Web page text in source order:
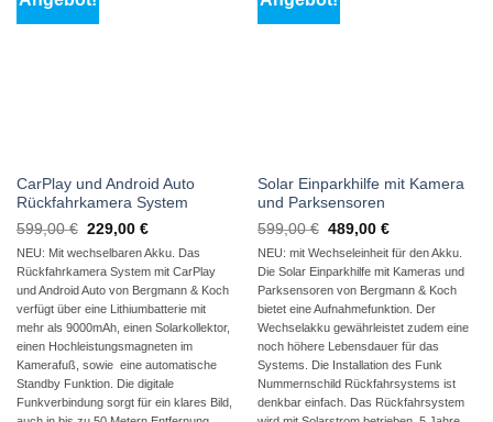
CarPlay und Android Auto
Rückfahrkamera System
599,00€ Ursprünglicher
war:
599,00 €
229,00 €Aktueller
ist:
229,00 €.
NEU: Mit wechselbaren Akku. Das
Rückfahrkamera System mit CarPlay
und Android Auto von Bergmann & Koch
verfügt über eine Lithiumbatterie mit
mehr als 9000mAh, einen Solarkollektor,
einen Hochleistungsmagneten im
Kamerafuß, sowie eine automatische
Standby Funktion. Die digitale
Funkverbindung sorgt für ein klares Bild,
Solar Einparkhilfe mit Kamera
und Parksensoren
599,00€ Ursprünglicher
war:
599,00 €
489,00 €Aktueller
ist:
489,00 €.
NEU: mit Wechseleinheit für den Akku.
Die Solar Einparkhilfe mit Kameras und
Parksensoren von Bergmann & Koch
bietet eine Aufnahmefunktion. Der
Wechselakku gewährleistet zudem eine
noch höhere Lebensdauer für das
Systems. Die Installation des Funk
Nummernschild Rückfahrsystems ist
denkbar einfach. Das Rückfahrsystem